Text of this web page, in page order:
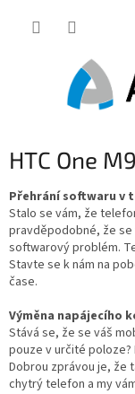
HTC One
Přehrání softwaru v
Stalo se vám, že
pravděpodobné, že se
softwarový problém.
Stavte se k nám na
čase.
Výměna napájecího
Stává se, že se váš
pouze v určité poloze?
Dobrou zprávou je, že
chytrý telefon a my